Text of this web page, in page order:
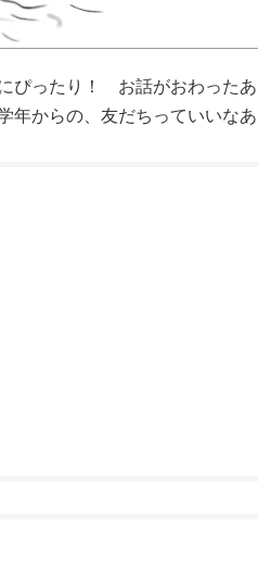
ぴったり！ お話がおわった
年からの、友だちっていいなあ